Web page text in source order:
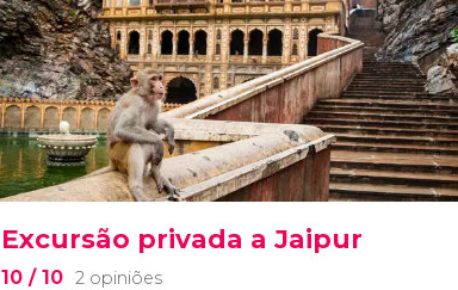
Excursão privada a Jaipur
10 / 10 2 opiniões